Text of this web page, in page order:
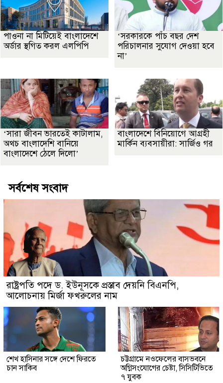
পাওনা না মিটিয়েই বাংলাদেশে
অর্ডার স্থগিত করল এলপিপি
‘সরকারকে পাঁচ বছর দেশ
পরিচালনার সুযোগ দেওয়া হবে
না’
‘সারা জীবন ভারতেই কাটালাম,
অথচ বাংলাদেশি বানিয়ে
বাংলাদেশে ঠেলে দিলো’
বাংলাদেশে বিনিয়োগে আগ্রহী
মার্কিন ব্যবসায়ীরা: সার্জিও গর
সর্বশেষ সংবাদ
রাষ্ট্রপতি পদে ড. ইউনূসকে প্রস্তাব দেয়নি বিএনপি,
আলোচনায় মির্জা ফখরুলের নাম
শেখ হাসিনার সঙ্গে দেশে ফিরতে
চান সাকিব
চট্টগ্রামে নওফেলের বাসভবনে
অগ্নিসংযোগের চেষ্টা, সিসিটিভিতে
৭ যুবক